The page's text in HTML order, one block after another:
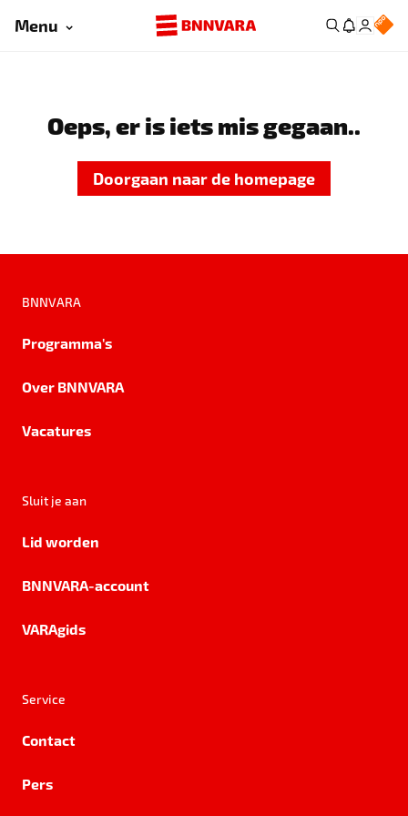
Menu
Oeps, er is iets mis gegaan..
Doorgaan naar de homepage
BNNVARA
Programma's
Over BNNVARA
Vacatures
Sluit je aan
Lid worden
BNNVARA-account
VARAgids
Service
Contact
Pers